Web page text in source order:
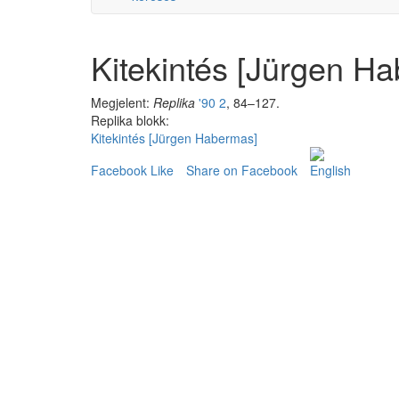
Kitekintés [Jürgen
Megjelent: Replika '90 2, 84–127.
Replika blokk:
Kitekintés [Jürgen Habermas]
Facebook Like
Share on Facebook